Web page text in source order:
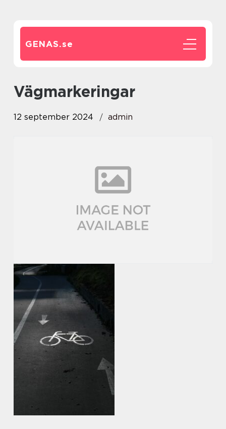
GENAS.se
vägmarkeringar
12 september 2024 admin